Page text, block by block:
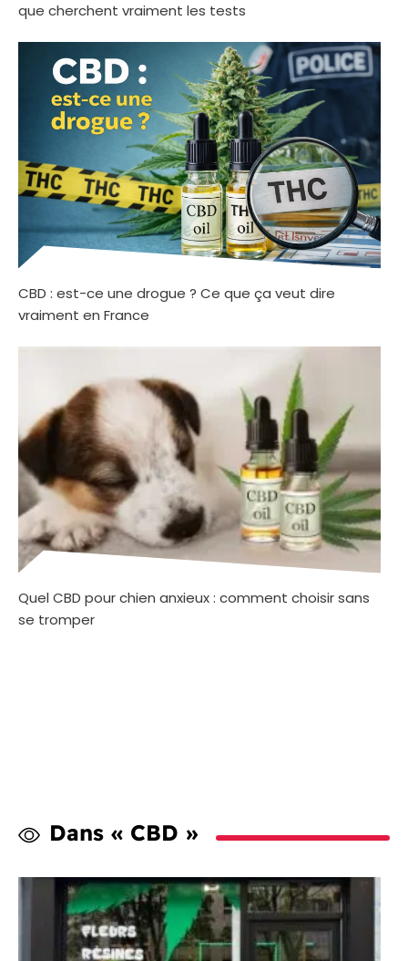
que cherchent vraiment les tests
CBD : est-ce une drogue ? Ce que ça veut dire
vraiment en France
Quel CBD pour chien anxieux : comment choisir sans
se tromper
Dans « CBD »